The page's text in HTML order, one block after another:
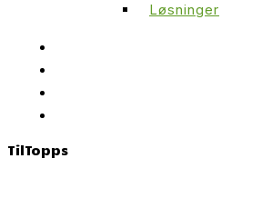
Løsninger
TilTopps